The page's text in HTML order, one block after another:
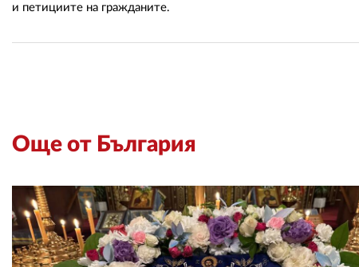
и петициите на гражданите.
Още от България